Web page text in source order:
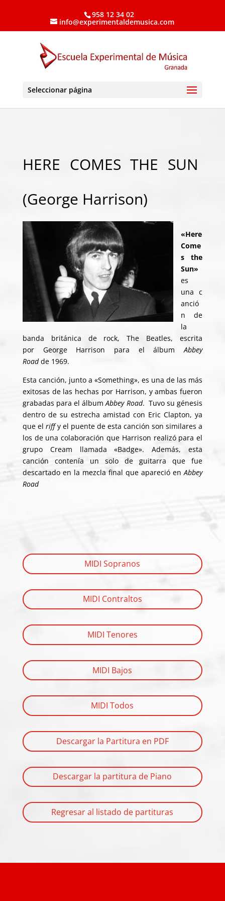
958 12 34 02
info@experimentaldemusica.com
Seleccionar página
HERE COMES THE SUN
(George Harrison)
«Here
Come
s the
Sun»
es
una c
anció
n de
la
banda británica de rock, The Beatles, escrita
por George Harrison para el álbumAbbey
Roadde 1969.
Esta canción, junto a «Something», es una de las más
exitosas de las hechas por Harrison, y ambas fueron
grabadas para el álbumAbbey Road. ​ Tuvo su génesis
dentro de su estrecha amistad con Eric Clapton, ya
que el riffy el puente de esta canción son similares a
los de una colaboración que Harrison realizó para el
grupo Cream llamada «Badge». Además, esta
canción contenía un solo de guitarra que fue
descartado en la mezcla final que apareció enAbbey
Road
MIDI Sopranos
MIDI Contraltos
MIDI Tenores
MIDI Bajos
MIDI Todos
Descargar la Partitura en PDF
Descargar la partitura de Piano
Regresar al listado de partituras